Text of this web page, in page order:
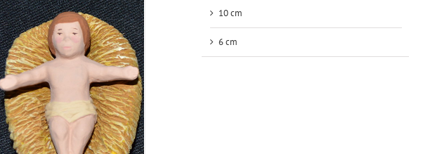
10 cm
6 cm